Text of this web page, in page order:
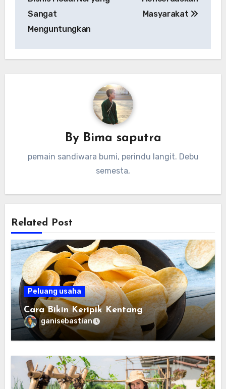
Sangat
Menguntungkan
Masyarakat
By Bima saputra
pemain sandiwara bumi, perindu langit. Debu
semesta,
Related Post
Peluang usaha
Cara Bikin Keripik Kentang
ganisebastian